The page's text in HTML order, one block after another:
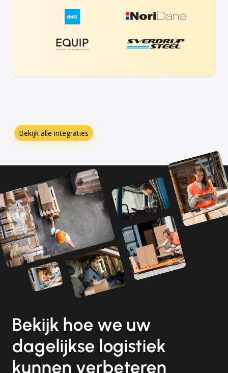
Bekijk alle integraties
Bekijk hoe we uw
dagelijkse logistiek
kunnen verbeteren